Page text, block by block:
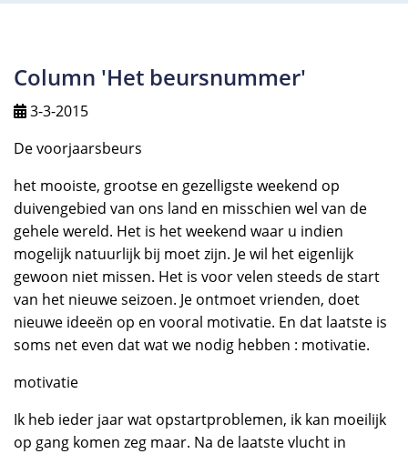
Column 'Het beursnummer'
3-3-2015
De voorjaarsbeurs
het mooiste, grootse en gezelligste weekend op
duivengebied van ons land en misschien wel van de
gehele wereld. Het is het weekend waar u indien
mogelijk natuurlijk bij moet zijn. Je wil het eigenlijk
gewoon niet missen. Het is voor velen steeds de start
van het nieuwe seizoen. Je ontmoet vrienden, doet
nieuwe ideeën op en vooral motivatie. En dat laatste is
soms net even dat wat we nodig hebben : motivatie.
motivatie
Ik heb ieder jaar wat opstartproblemen, ik kan moeilijk
op gang komen zeg maar. Na de laatste vlucht in